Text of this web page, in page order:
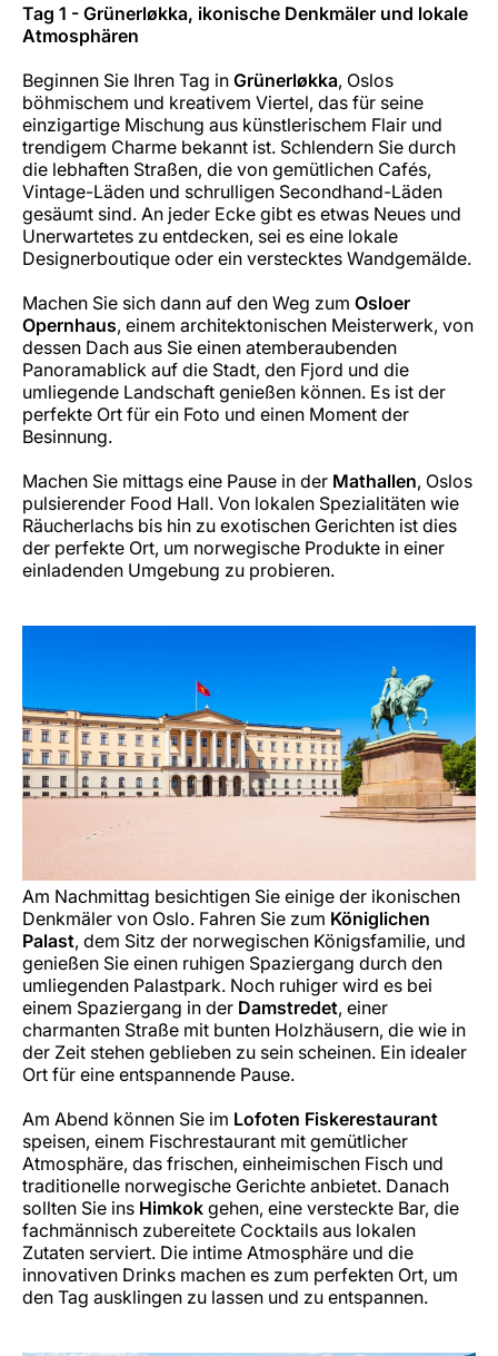
Tag 1 - Grünerløkka, ikonische Denkmäler und lokale
Atmosphären
Beginnen Sie Ihren Tag in Grünerløkka, Oslos
böhmischem und kreativem Viertel, das für seine
einzigartige Mischung aus künstlerischem Flair und
trendigem Charme bekannt ist. Schlendern Sie durch
die lebhaften Straßen, die von gemütlichen Cafés,
Vintage-Läden und schrulligen Secondhand-Läden
gesäumt sind. An jeder Ecke gibt es etwas Neues und
Unerwartetes zu entdecken, sei es eine lokale
Designerboutique oder ein verstecktes Wandgemälde.
Machen Sie sich dann auf den Weg zum Osloer
Opernhaus, einem architektonischen Meisterwerk, von
dessen Dach aus Sie einen atemberaubenden
Panoramablick auf die Stadt, den Fjord und die
umliegende Landschaft genießen können. Es ist der
perfekte Ort für ein Foto und einen Moment der
Besinnung.
Machen Sie mittags eine Pause in der Mathallen, Oslos
pulsierender Food Hall. Von lokalen Spezialitäten wie
Räucherlachs bis hin zu exotischen Gerichten ist dies
der perfekte Ort, um norwegische Produkte in einer
einladenden Umgebung zu probieren.
Am Nachmittag besichtigen Sie einige der ikonischen
Denkmäler von Oslo. Fahren Sie zum Königlichen
Palast, dem Sitz der norwegischen Königsfamilie, und
genießen Sie einen ruhigen Spaziergang durch den
umliegenden Palastpark. Noch ruhiger wird es bei
einem Spaziergang in der Damstredet, einer
charmanten Straße mit bunten Holzhäusern, die wie in
der Zeit stehen geblieben zu sein scheinen. Ein idealer
Ort für eine entspannende Pause.
Am Abend können Sie im Lofoten Fiskerestaurant
speisen, einem Fischrestaurant mit gemütlicher
Atmosphäre, das frischen, einheimischen Fisch und
traditionelle norwegische Gerichte anbietet. Danach
sollten Sie ins Himkok gehen, eine versteckte Bar, die
fachmännisch zubereitete Cocktails aus lokalen
Zutaten serviert. Die intime Atmosphäre und die
innovativen Drinks machen es zum perfekten Ort, um
den Tag ausklingen zu lassen und zu entspannen.